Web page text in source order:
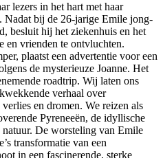
lezers in het hart met haar
Nadat bij de 26-jarige Emile jong-
besluit hij het ziekenhuis en het
en vrienden te ontvluchten.
plaatst een advertentie voor een
de mysterieuze Joanne. Het
roadtrip. Wij laten ons
verhaal over
en dromen. We reizen als
Pyreneeën, de idyllische
natuur. De worsteling van Emile
transformatie van een
in een fascinerende, sterke